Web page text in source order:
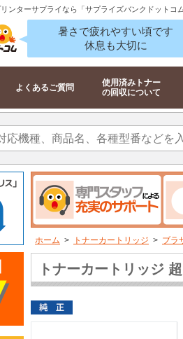
ンターサプライなら「サプライズバンクドットコ
暑さで疲れやすい頃です
休息も大切に
よくあるご質問
使用済みトナー
の回収について
ホーム > トナーカートリッジ > ブラ
トナーカートリッジ